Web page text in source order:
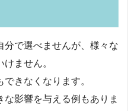
分で選べませんが、様々な
ません。
きなくなります。
影響を与える例もありま